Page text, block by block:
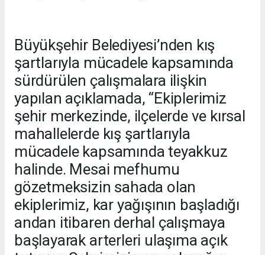
Büyükşehir Belediyesi’nden kış
şartlarıyla mücadele kapsamında
sürdürülen çalışmalara ilişkin
yapılan açıklamada, “Ekiplerimiz
şehir merkezinde, ilçelerde ve kırsal
mahallelerde kış şartlarıyla
mücadele kapsamında teyakkuz
halinde. Mesai mefhumu
gözetmeksizin sahada olan
ekiplerimiz, kar yağışının başladığı
andan itibaren derhal çalışmaya
başlayarak arterleri ulaşıma açık